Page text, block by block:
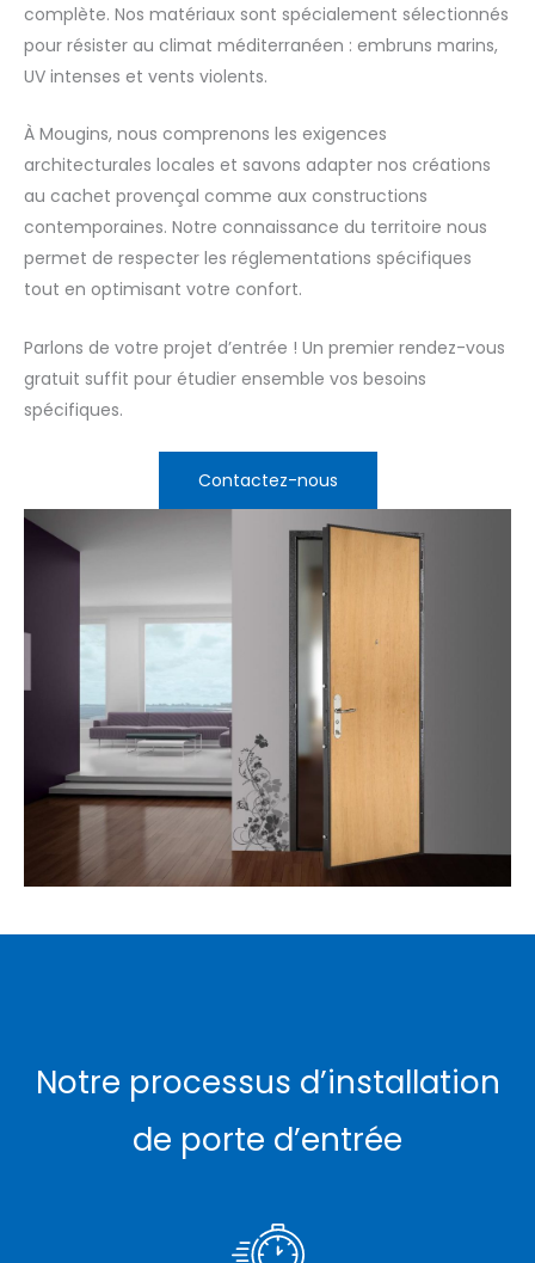
complète. Nos matériaux sont spécialement sélectionnés
pour résister au climat méditerranéen : embruns marins,
UV intenses et vents violents.
À Mougins, nous comprenons les exigences
architecturales locales et savons adapter nos créations
au cachet provençal comme aux constructions
contemporaines. Notre connaissance du territoire nous
permet de respecter les réglementations spécifiques
tout en optimisant votre confort.
Parlons de votre projet d’entrée ! Un premier rendez-vous
gratuit suffit pour étudier ensemble vos besoins
spécifiques.
Contactez-nous
Notre processus d’installation
de porte d’entrée